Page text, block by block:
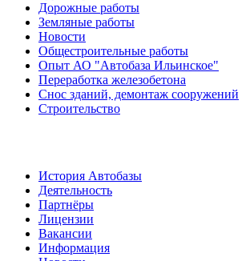
Дорожные работы
Земляные работы
Новости
Общестроительные работы
Опыт АО "Автобаза Ильинское"
Переработка железобетона
Снос зданий, демонтаж сооружений
Строительство
История Автобазы
Деятельность
Партнёры
Лицензии
Вакансии
Информация